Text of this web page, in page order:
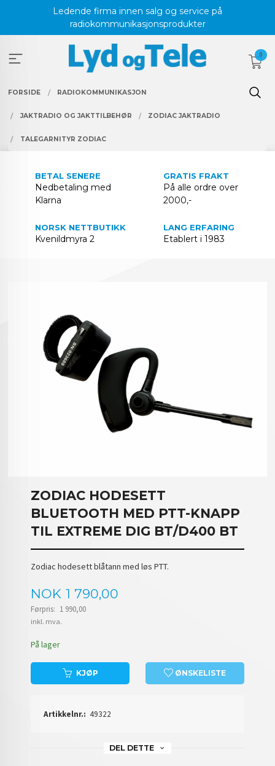
Ledende firma innen salg og service på
radiokommunikasjonsprodukter
0
FORSIDE RADIOKOMMUNIKASJON
JAKTRADIO OG JAKTTILBEHØR ZODIAC JAKTRADIO
TALEGARNITYR ZODIAC
BETAL SENERE
Nedbetaling med
Klarna
GRATIS FRAKT
På alle ordre over
2000,-
NORSK NETTBUTIKK
Kvenildmyra 2
LANG ERFARING
Etablert i 1983
ZODIAC HODESETT
BLUETOOTH MED PTT-KNAPP
TIL EXTREME DIG BT/D400 BT
Zodiac hodesett blåtann med løs PTT.
Tilbud
NOK 1 790,00
Førpris: 1 990,00
Rabatt
inkl. mva.
På lager
KJØP ØNSKELISTE
Artikkelnr.: 49322
DEL DETTE